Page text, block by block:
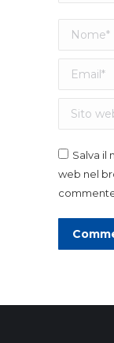
Nome *
Email *
Sito web
Salva il
web nel